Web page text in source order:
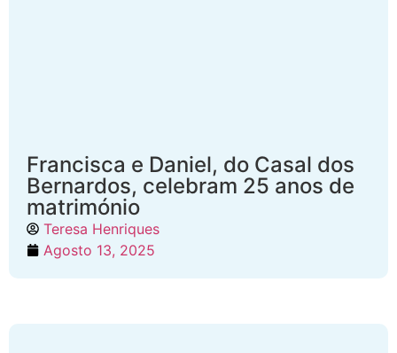
Francisca e Daniel, do Casal dos
Bernardos, celebram 25 anos de
matrimónio
Teresa Henriques
Agosto 13, 2025